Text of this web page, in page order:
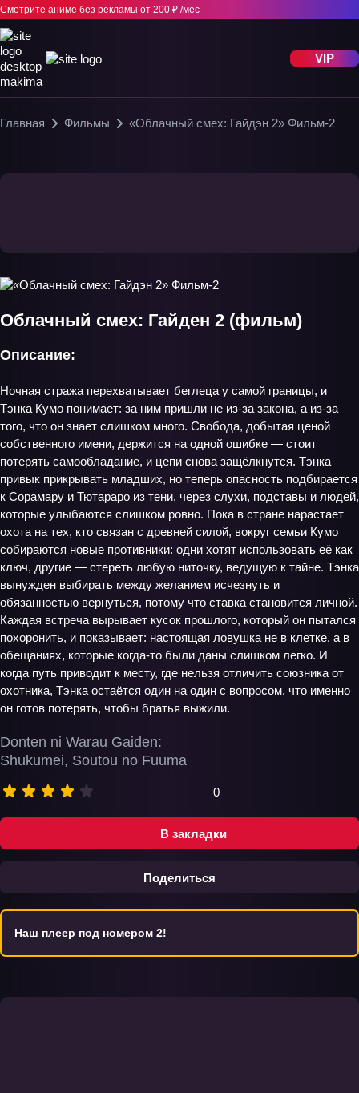
Смотрите аниме без рекламы от 200 ₽ /мес
VIP
Главная Фильмы «Облачный смех: Гайдэн 2» Фильм-2
В закладки
Поделиться
Облачный смех: Гайден 2 (фильм)
Donten ni Warau Gaiden:
Shukumei, Soutou no Fuuma
0
Описание:
Ночная стража перехватывает беглеца у самой границы, и
Тэнка Кумо понимает: за ним пришли не из‑за закона, а из‑за
того, что он знает слишком много. Свобода, добытая ценой
собственного имени, держится на одной ошибке — стоит
потерять самообладание, и цепи снова защёлкнутся. Тэнка
привык прикрывать младших, но теперь опасность подбирается
к Сорамару и Тютараро из тени, через слухи, подставы и людей,
которые улыбаются слишком ровно. Пока в стране нарастает
охота на тех, кто связан с древней силой, вокруг семьи Кумо
собираются новые противники: одни хотят использовать её как
ключ, другие — стереть любую ниточку, ведущую к тайне. Тэнка
вынужден выбирать между желанием исчезнуть и
обязанностью вернуться, потому что ставка становится личной.
Каждая встреча вырывает кусок прошлого, который он пытался
похоронить, и показывает: настоящая ловушка не в клетке, а в
обещаниях, которые когда-то были даны слишком легко. И
когда путь приводит к месту, где нельзя отличить союзника от
охотника, Тэнка остаётся один на один с вопросом, что именно
он готов потерять, чтобы братья выжили.
Наш плеер под номером 2!